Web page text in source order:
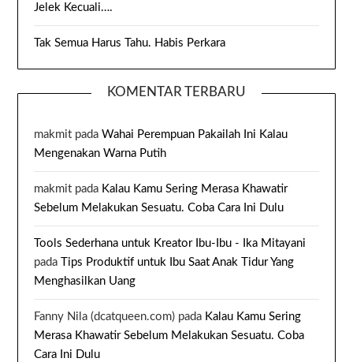
Jelek Kecuali….
Tak Semua Harus Tahu. Habis Perkara
KOMENTAR TERBARU
makmit padaWahai Perempuan Pakailah Ini Kalau
Mengenakan Warna Putih
makmit pada Kalau Kamu Sering Merasa Khawatir
Sebelum Melakukan Sesuatu. Coba Cara Ini Dulu
Tools Sederhana untuk Kreator Ibu-Ibu - Ika Mitayani
pada
Tips Produktif untuk Ibu Saat Anak Tidur Yang
Menghasilkan Uang
Fanny Nila (dcatqueen.com) pada Kalau Kamu Sering
Merasa Khawatir Sebelum Melakukan Sesuatu. Coba
Cara Ini Dulu